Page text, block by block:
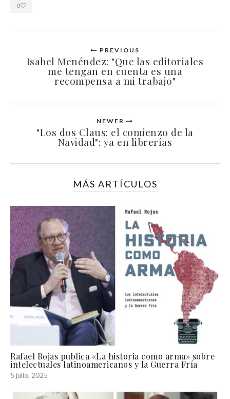
0
PREVIOUS
Isabel Menéndez: "Que las editoriales
me tengan en cuenta es una
recompensa a mi trabajo"
NEWER
"Los dos Claus: el comienzo de la
Navidad": ya en librerías
MÁS ARTÍCULOS
Rafael Rojas publica «La historia como arma» sobre
intelectuales latinoamericanos y la Guerra Fría
5 julio, 2025